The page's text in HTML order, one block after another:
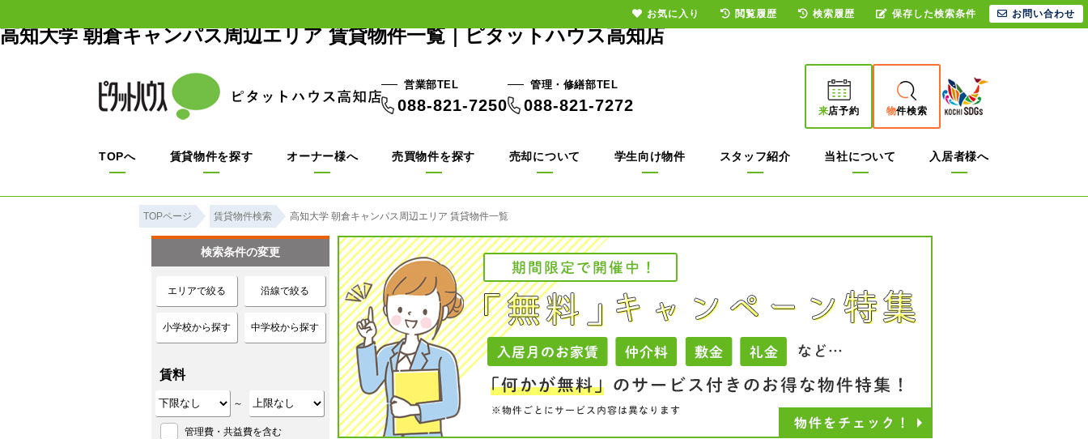
高知大学 朝倉キャンパス周辺エリア 賃貸物件一覧｜ピタットハウス高知店
営業部TEL
088-821-7250
管理・修繕部TEL
088-821-7272 来店予約 物件検索
TOPへ 賃貸物件を探す オーナー様へ 売買物件を探す 売却について 学生向け物件 スタッフ紹介 当社について 入居者様へ
TOPページ 賃貸物件検索 高知大学 朝倉キャンパス周辺エリア 賃貸物件一覧
検索条件の変更
エリアで絞る 沿線で絞る
小学校から探す 中学校から探す
賃料
～
管理費・共益費を含む
お気に入り 閲覧履歴 検索履歴 保存した検索条件 お問い合わせ